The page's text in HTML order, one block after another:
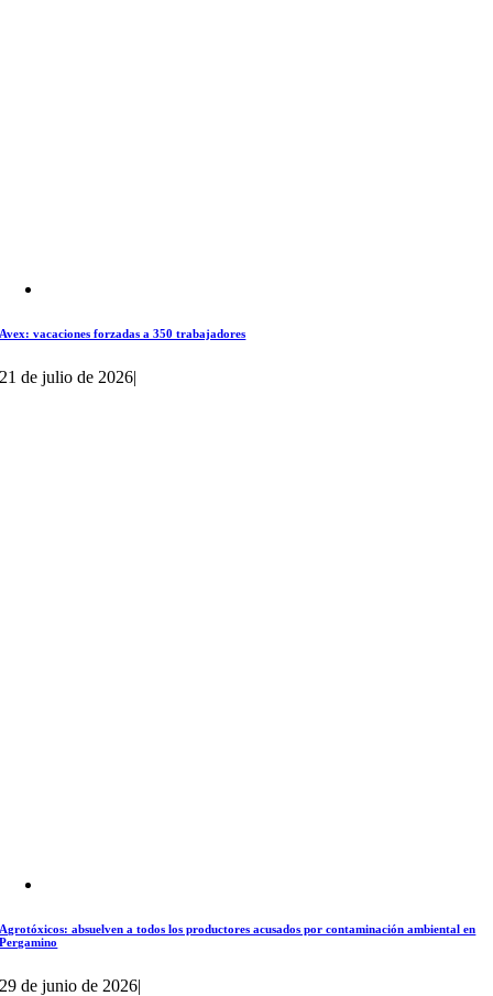
Avex: vacaciones forzadas a 350 trabajadores
21 de julio de 2026|
Agrotóxicos: absuelven a todos los productores acusados por contaminación ambiental en
Pergamino
29 de junio de 2026|